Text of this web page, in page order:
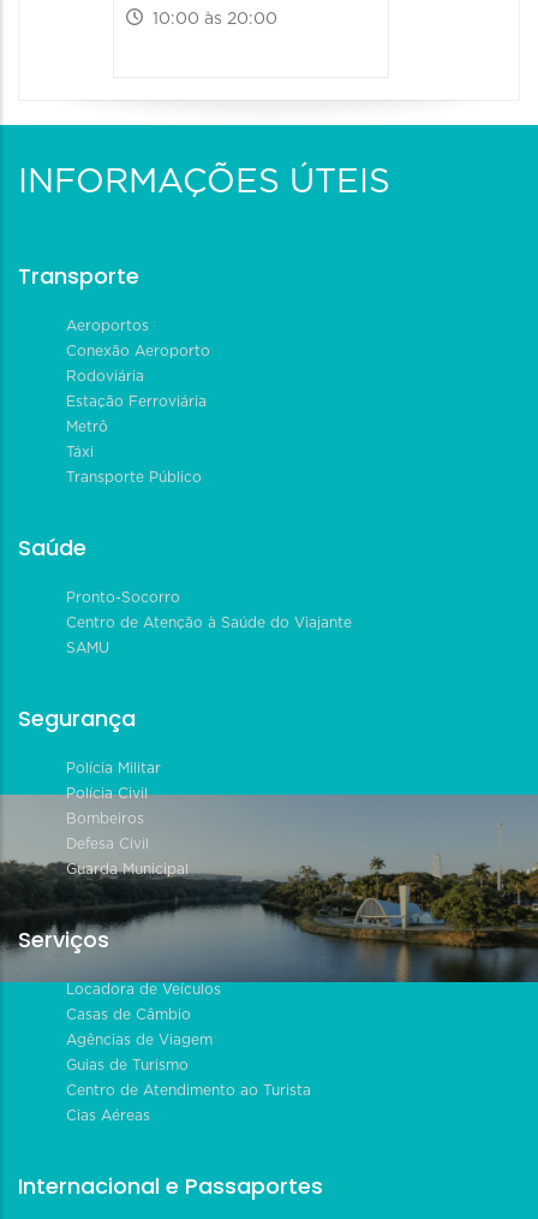
10:00 às 20:00
INFORMAÇÕES ÚTEIS
Transporte
Aeroportos
Conexão Aeroporto
Rodoviária
Estação Ferroviária
Metrô
Táxi
Transporte Público
Saúde
Pronto-Socorro
Centro de Atenção à Saúde do Viajante
SAMU
Segurança
Polícia Militar
Polícia Civil
Bombeiros
Defesa Civil
Guarda Municipal
Serviços
Locadora de Veículos
Casas de Câmbio
Agências de Viagem
Guias de Turismo
Centro de Atendimento ao Turista
Cias Aéreas
Internacional e Passaportes